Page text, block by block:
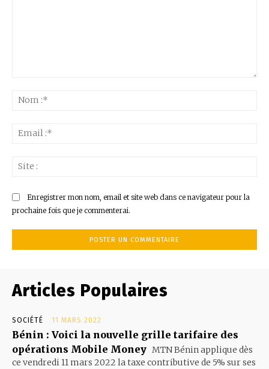
Enregistrer mon nom, email et site web dans ce navigateur pour la
prochaine fois que je commenterai.
Articles Populaires
SOCIÉTÉ 11 MARS 2022
Bénin : Voici la nouvelle grille tarifaire des
opérations Mobile Money MTN Bénin applique dès
ce vendredi 11 mars 2022 la taxe contributive de 5% sur ses